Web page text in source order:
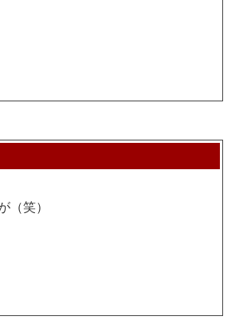
（笑）